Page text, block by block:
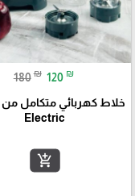
180 ₪ 120 ₪
Electric
add_shopping_cart